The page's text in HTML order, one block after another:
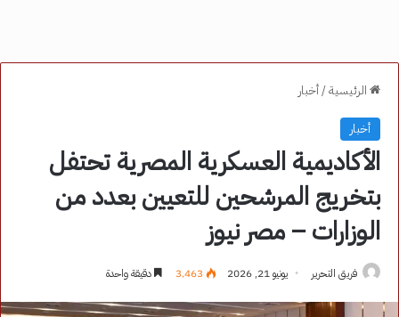
الرئيسية/أخبار
أخبار
الأكاديمية العسكرية المصرية تحتفل
بتخريج المرشحين للتعيين بعدد من
الوزارات – مصر نيوز
فريق التحرير يونيو 21, 2026 3٬463 دقيقة واحدة